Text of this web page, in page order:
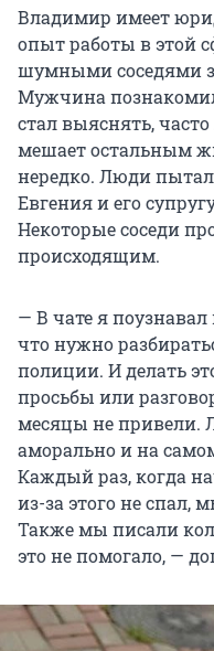
Владимир имеет
опыт работы в этой
шумными соседями
Мужчина
стал выяснять,
мешает остальным
нередко. Люди
Евгения и его
Некоторые соседи
происходящим.
— В чате я
что нужно
полиции. И делать
просьбы или
месяцы не привели.
аморально и на
Каждый раз, когда
из-за этого не
Также мы писали
это не помогало, —